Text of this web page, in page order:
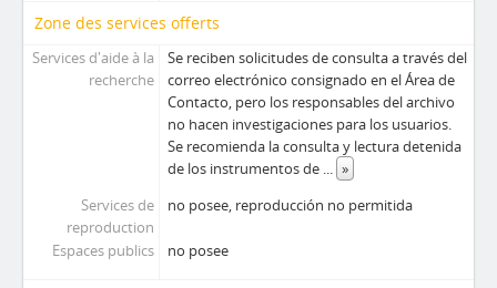
Zone des services offerts
Services d'aide à la
recherche
Se reciben solicitudes de consulta a través del
correo electrónico consignado en el Área de
Contacto, pero los responsables del archivo
no hacen investigaciones para los usuarios.
Se recomienda la consulta y lectura detenida
de los instrumentos de ... »
Services de
reproduction
no posee, reproducción no permitida
Espaces publics no posee